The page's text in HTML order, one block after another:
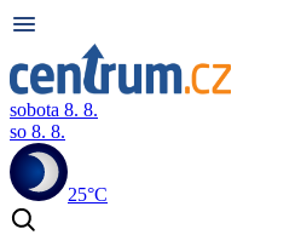
sobota 8. 8.
so 8. 8.
25°C